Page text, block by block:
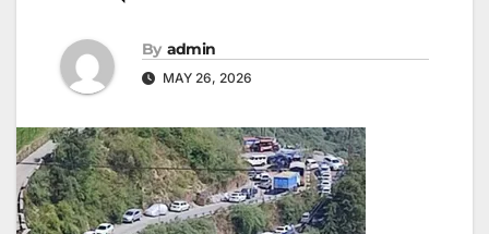
By admin
MAY 26, 2026